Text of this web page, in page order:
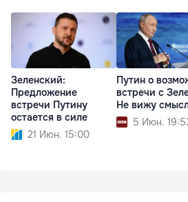
Зеленский:
Предложение
встречи Путину
остается в силе
21 Июн. 15:00
Путин о
встречи с
Не вижу
5 Июн.